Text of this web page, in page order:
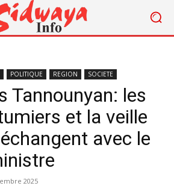
POLITIQUE REGION SOCIETE
Tannounyan: les
et la veille
avec le
2025